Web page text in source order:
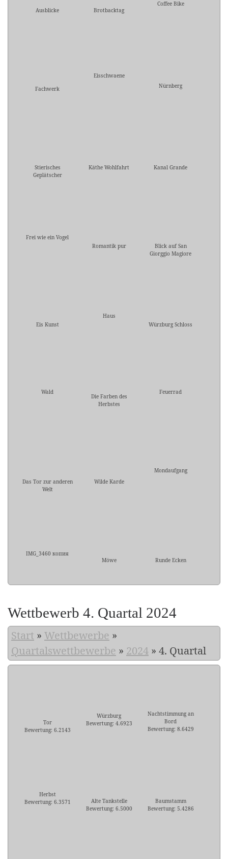
Ausblicke Brotbacktag
Coffee Bike
Fachwerk
Eisschwaene
Nürnberg
Stierisches
Geplätscher
Käthe Wohlfahrt Kanal Grande
Frei wie ein Vogel
Romantik pur
Blick auf San
Giorggio Magiore
Eis Kunst
Haus
Würzburg Schloss
Wald
Die Farben des
Herbstes
Feuerrad
Das Tor zur anderen
Welt
Wilde Karde
Mondaufgang
IMG_3460 копия
Möwe
Runde Ecken
Wettbewerb 4. Quartal 2024
Start » Wettbewerbe »
Quartalswettbewerbe » 2024 » 4. Quartal
Tor
Bewertung: 6.2143
Würzburg
Bewertung: 4.6923
Nachtstimmung an
Bord
Bewertung: 8.6429
Herbst
Bewertung: 6.3571
Alte Tankstelle
Bewertung: 6.5000
Baumstamm
Bewertung: 5.4286